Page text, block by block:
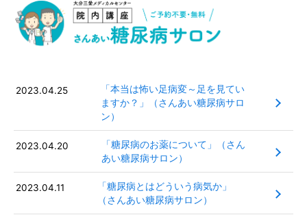
2023.04.25
「本当は怖い足病変～足を見てい
ますか？」（さんあい糖尿病サロ
ン）
2023.04.20
「糖尿病のお薬について」（さん
あい糖尿病サロン）
2023.04.11
「糖尿病とはどういう病気か」
（さんあい糖尿病サロン）